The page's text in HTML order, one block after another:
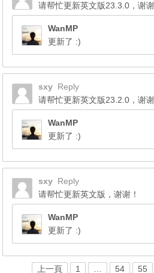
请帮忙更新英文版23.3.0，谢谢
WanMP
更新了 :)
sxy Reply
请帮忙更新英文版23.2.0，谢谢
WanMP
更新了 :)
sxy Reply
请帮忙更新英文版，谢谢！
WanMP
更新了 :)
上一頁 1 54 55